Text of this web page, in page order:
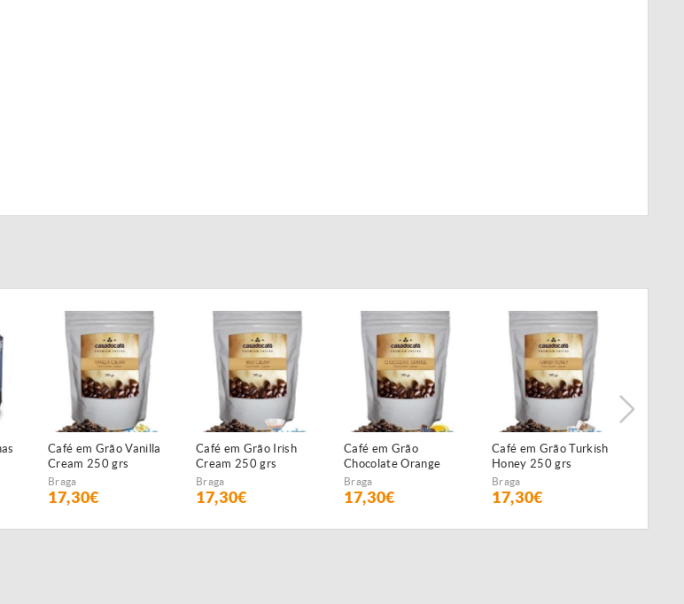
Café em Grão Vanilla
Cream 250 grs
Braga
17,30€
Café em Grão Irish
Cream 250 grs
Braga
17,30€
Café em Grão
Chocolate Orange
250 grs
Braga
17,30€
Café em Grão Turkish
Honey 250 grs
Braga
17,30€